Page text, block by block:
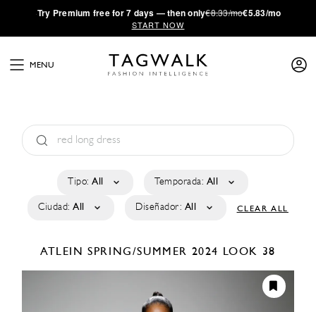
·Try Premium free for 7 days — then only€8.33/mo€5.83/mo
START NOW
MENU
Tipo: All Temporada: All
Ciudad: All Diseñador: All CLEAR ALL
ATLEINSPRING/SUMMER 2024 LOOK 38